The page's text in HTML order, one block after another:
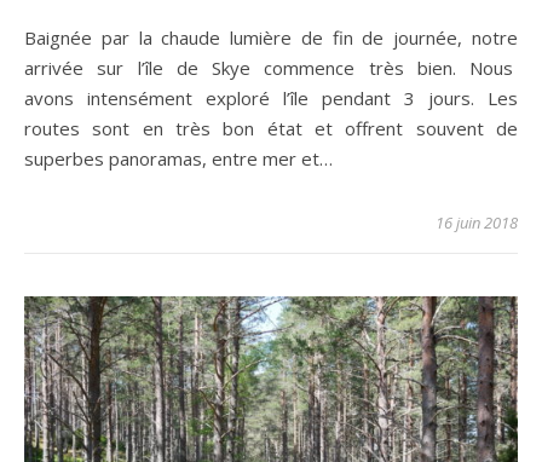
Baignée par la chaude lumière de fin de journée, notre
arrivée sur l’île de Skye commence très bien. Nous
avons intensément exploré l’île pendant 3 jours. Les
routes sont en très bon état et offrent souvent de
superbes panoramas, entre mer et…
16 juin 2018